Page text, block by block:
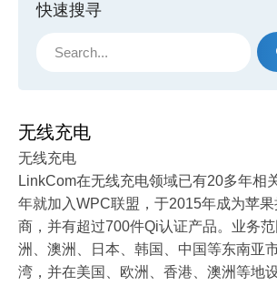
快速搜寻
无线充电
无线充电
LinkCom在无线充电领域已有20多年相
年就加入WPC联盟，于2015年成为苹
商，并有超过700件Qi认证产品。业务
洲、澳洲、日本、韩国、中国等东南亚
湾，并在美国、欧洲、香港、澳洲等地